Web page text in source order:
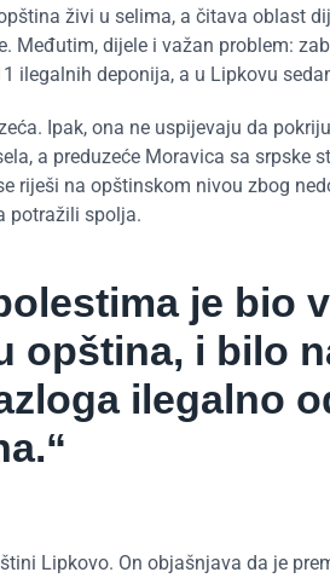
živi u selima, a čitava oblast
Međutim, dijele i važan problem:
ilegalnih deponija, a u Lipkovu
Ipak, ona ne uspijevaju da
a preduzeće Moravica sa srpske
riješi na opštinskom nivou zbog
potražili spolja.
je bio
opština, i bilo
ilegalno
Lipkovo. On objašnjava da je